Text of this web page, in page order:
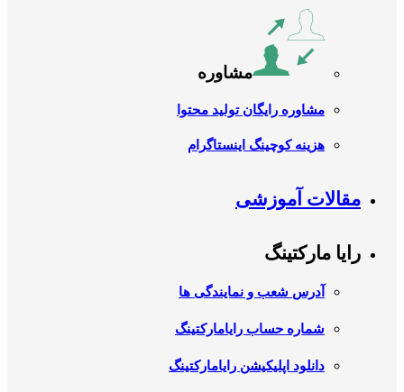
مشاوره
مشاوره رایگان تولید محتوا
هزینه کوچینگ اینستاگرام
مقالات آموزشی
رایا مارکتینگ
آدرس شعب و نمایندگی ها
شماره حساب رایامارکتینگ
دانلود اپلیکیشن رایامارکتینگ